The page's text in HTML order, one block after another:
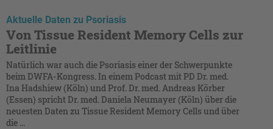
Aktuelle Daten zu Psoriasis
Von Tissue Resident Memory Cells zur
Leitlinie
Natürlich war auch die Psoriasis einer der Schwerpunkte
beim DWFA-Kongress. In einem Podcast mit PD Dr. med.
Ina Hadshiew (Köln) und Prof. Dr. med. Andreas Körber
(Essen) spricht Dr. med. Daniela Neumayer (Köln) über die
neuesten Daten zu Tissue Resident Memory Cells und über
die ...